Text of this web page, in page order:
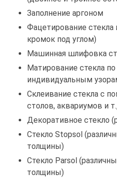
Заполнение аргоном
Фацетирование
кромок под углом)
Машинная шлифовка
Матирование стекла
индивидуальным
Склеивание стекла с
столов, аквариумов и
Декоративное стекло
Стекло Stopsol
толщины)
Стекло Parsol
толщины)